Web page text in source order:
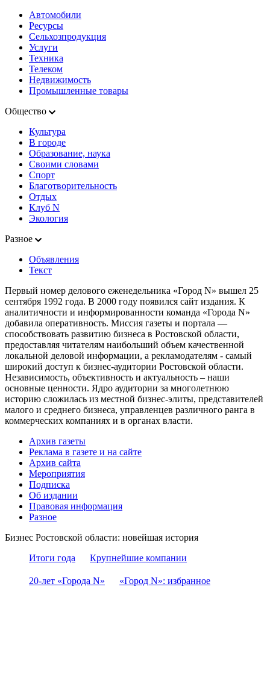
Автомобили
Ресурсы
Сельхозпродукция
Услуги
Техника
Телеком
Недвижимость
Промышленные товары
Общество
Культура
В городе
Образование, наука
Своими словами
Спорт
Благотворительность
Отдых
Клуб N
Экология
Разное
Объявления
Текст
Первый номер делового еженедельника «Город N» вышел 25
сентября 1992 года. В 2000 году появился сайт издания. К
аналитичности и информированности команда «Города N»
добавила оперативность. Миссия газеты и портала —
способствовать развитию бизнеса в Ростовской области,
предоставляя читателям наибольший объем качественной
локальной деловой информации, а рекламодателям - самый
широкий доступ к бизнес-аудитории Ростовской области.
Независимость, объективность и актуальность – наши
основные ценности. Ядро аудитории за многолетнюю
историю сложилась из местной бизнес-элиты, представителей
малого и среднего бизнеса, управленцев различного ранга в
коммерческих компаниях и в органах власти.
Архив газеты
Реклама в газете и на сайте
Архив сайта
Мероприятия
Подписка
Об издании
Правовая информация
Разное
Бизнес Ростовской области: новейшая история
Итоги года
Крупнейшие компании
20-лет «Города N» «Город N»: избранное